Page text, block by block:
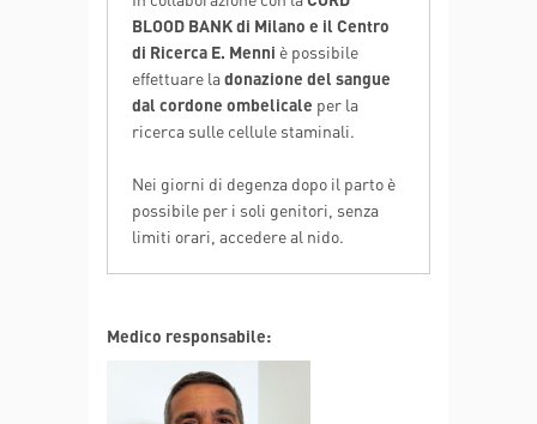
BLOOD BANK di Milano e il Centro
di Ricerca E. Menni è possibile
effettuare ladonazione del sangue
dal cordone ombelicale per la
ricerca sulle cellule staminali.
Nei giorni di degenza dopo il parto è
possibile per i soli genitori, senza
limiti orari, accedere al nido.
Medico responsabile: